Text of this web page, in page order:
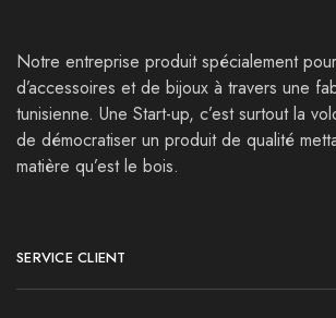
Notre entreprise produit spécialement
d’accessoires et de bijoux à travers une
tunisienne. Une Start-up, c’est surtout la
de démocratiser un produit de qualité
matière qu’est le bois.
SERVICE CLIENT